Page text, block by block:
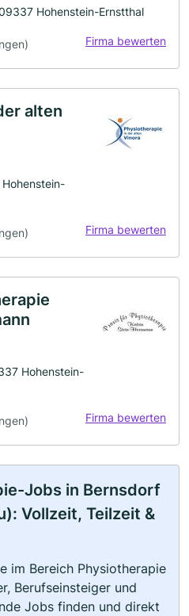
Hohenstein-Ernstthal
Firma bewerten
alten
Firma bewerten
Hohenstein-
Firma bewerten
Jobs in Bernsdorf
Vollzeit, Teilzeit &
im Bereich Physiotherapie
Berufseinsteiger und
Jobs finden und direkt